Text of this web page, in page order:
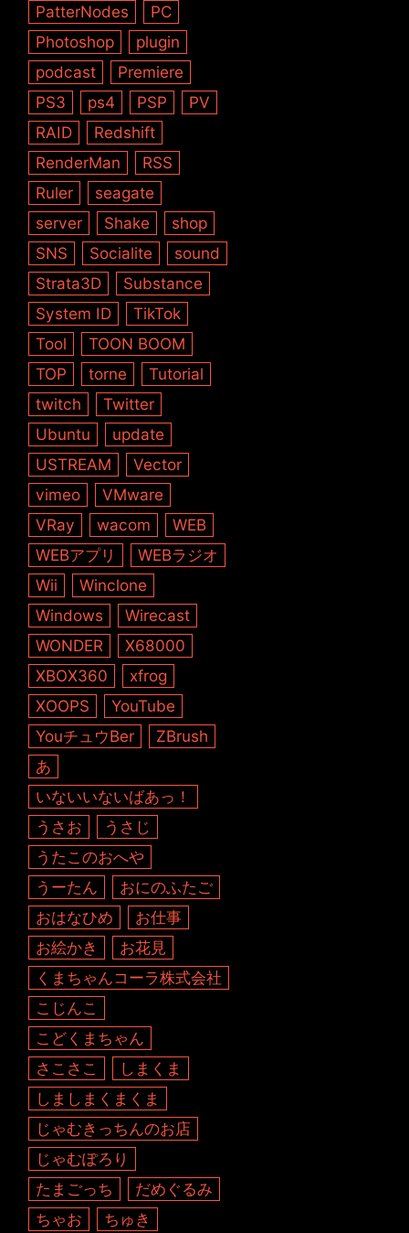
PatterNodes
PC
Photoshop
plugin
podcast
Premiere
PS3
ps4 PSP
PV
RAID
Redshift
RenderMan
RSS
Ruler
seagate
server
Shake
shop
SNS
Socialite
sound
Strata3D
Substance
System ID
TikTok
Tool
TOON BOOM
TOP
torne
Tutorial
twitch
Twitter
Ubuntu
update
USTREAM
Vector
vimeo
VMware
VRay
wacom
WEB
WEBアプリ
WEBラジオ
Wii
Winclone
Windows
Wirecast
WONDER
X68000
XBOX360
xfrog
XOOPS
YouTube
YouチュウBer
ZBrush
あ
いないいないばあっ！
うさお
うさじ
うたこのおへや
うーたん
おにのふたご
おはなひめ
お仕事
お絵かき
お花見
くまちゃんコーラ株式会社
こじんこ
こどくまちゃん
さこさこ
しまくま
しましまくまくま
じゃむきっちんのお店
じゃむぽろり
たまごっち
だめぐるみ
ちゃお
ちゅき